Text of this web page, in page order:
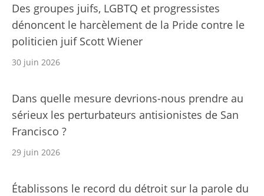
Des groupes juifs, LGBTQ et progressistes
dénoncent le harcèlement de la Pride contre le
politicien juif Scott Wiener
30 juin 2026
Dans quelle mesure devrions-nous prendre au
sérieux les perturbateurs antisionistes de San
Francisco ?
29 juin 2026
Établissons le record du détroit sur la parole du